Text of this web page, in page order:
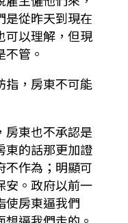
是從昨天到現在
可以理解，但現
管。
指，房東不可能
房東也不承認是
東的話那更加證
不作為；明顯可
安。政府以前一
使房東逼我們